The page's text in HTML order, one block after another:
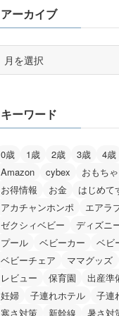
アーカイブ
ブキーワード
0歳 1歳 2歳 3歳 4歳
Amazon
cybex おもちゃ
お得情報
お金
はじめて
アカチャンホンポ
エアラ
ゼクシィベビー
ディズニ
プール
ベビーカー
ベビ
ベビーチェア
ママグッズ
レビュー
保育園 出産準
妊婦
子連れホテル 子連
寒さ対策
新幹線 暑さ対